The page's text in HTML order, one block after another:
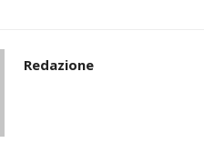
Redazione